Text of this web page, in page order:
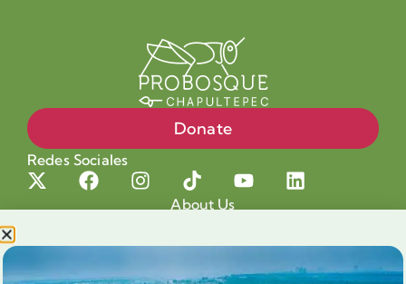
Donate
Redes Sociales
About Us
Our cause